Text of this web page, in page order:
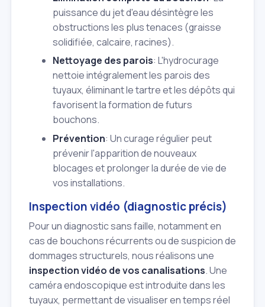
puissance du jet d'eau désintègre les
obstructions les plus tenaces (graisse
solidifiée, calcaire, racines).
Nettoyage des parois: L'hydrocurage
nettoie intégralement les parois des
tuyaux, éliminant le tartre et les dépôts qui
favorisent la formation de futurs
bouchons.
Prévention: Un curage régulier peut
prévenir l'apparition de nouveaux
blocages et prolonger la durée de vie de
vos installations.
Inspection vidéo (diagnostic précis)
Pour un diagnostic sans faille, notamment en
cas de bouchons récurrents ou de suspicion de
dommages structurels, nous réalisons une
inspection vidéo de vos canalisations. Une
caméra endoscopique est introduite dans les
tuyaux, permettant de visualiser en temps réel